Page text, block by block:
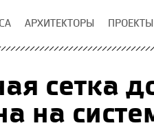
АРХИТЕКТОРЫ ПРОЕКТЫ
сетка
на